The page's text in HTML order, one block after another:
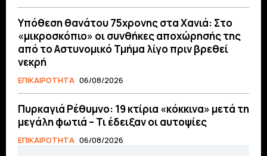
Υπόθεση θανάτου 75χρονης στα Χανιά: Στο
«μικροσκόπιο» οι συνθήκες αποχώρησής της
από το Αστυνομικό Τμήμα λίγο πριν βρεθεί
νεκρή
ΕΠΙΚΑΙΡΟΤΗΤΑ 06/08/2026
Πυρκαγιά Ρέθυμνο: 19 κτίρια «κόκκινα» μετά τη
μεγάλη φωτιά – Τι έδειξαν οι αυτοψίες
ΕΠΙΚΑΙΡΟΤΗΤΑ 06/08/2026